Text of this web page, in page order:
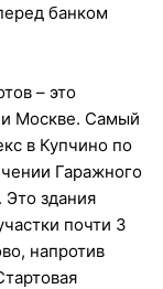
банком
– это
Москве. Самый
в Купчино по
Гаражного
Это здания
почти 3
напротив